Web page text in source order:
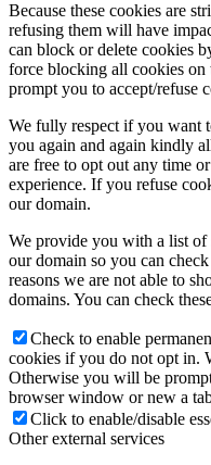
Because these cookies are
refusing them will have
can block or delete cookies
force blocking all cookies
prompt you to accept/refuse
We fully respect if you want
you again and again kindly
are free to opt out any time
experience. If you refuse
our domain.
We provide you with a list of
our domain so you can
reasons we are not able to
domains. You can check
Check to enable
cookies if you do not opt in.
Otherwise you will be
browser window or new a
Click to enable/disable
Other external services